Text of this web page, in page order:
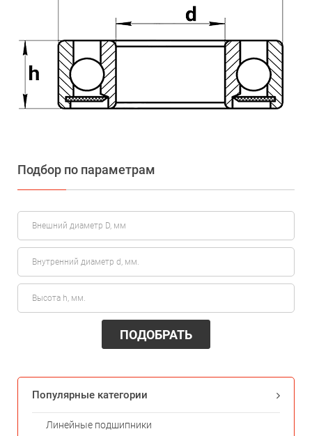
Подбор по параметрам
ПОДОБРАТЬ
Популярные категории
Линейные подшипники